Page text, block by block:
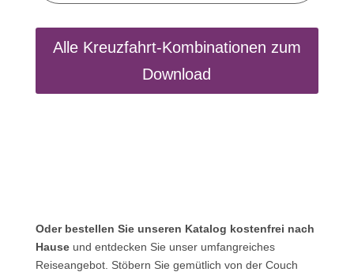
Alle Kreuzfahrt-Kombinationen zum
Download
Oder bestellen Sie unseren Katalog kostenfrei nach
Hauseund entdecken Sie unser umfangreiches
Reiseangebot. Stöbern Sie gemütlich von der Couch